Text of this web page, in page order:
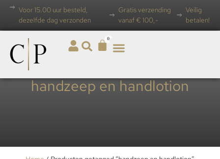
Voor 15.00 uur besteld,
dezelfde dag verzonden
Gratis verzending
vanaf € 100,-
Veilig
betalen!
0
handzeep en handlotion